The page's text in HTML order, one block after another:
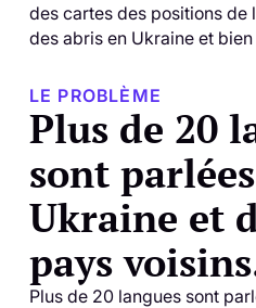
des cartes des positions de
des abris en Ukraine et
LE PROBLÈME
Plus de 20
sont
Ukraine et
pays
Plus de 20 langues sont